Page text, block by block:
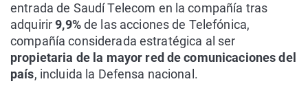
entrada de Saudí Telecom en la compañía tras
adquirir9,9%de las acciones de Telefónica,
compañía considerada estratégica al ser
propietaria de la mayor red de comunicaciones del
país, incluida la Defensa nacional.